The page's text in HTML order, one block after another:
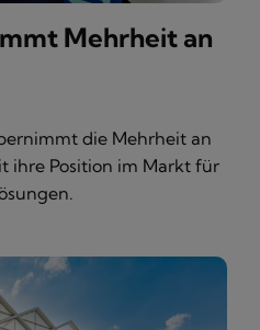
Mehrheit an
die Mehrheit an
ihre Position im Markt für